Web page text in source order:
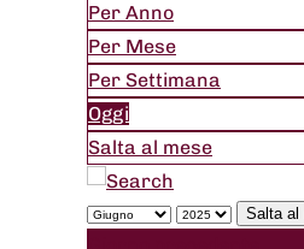
Per Anno
Per Mese
Per Settimana
Oggi
Salta al mese
Salta al